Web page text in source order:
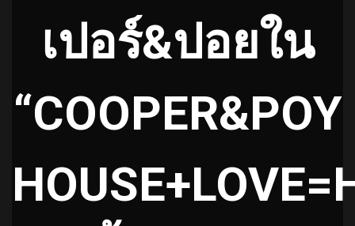
เปอร์&ปอยใน
“COOPER&POY